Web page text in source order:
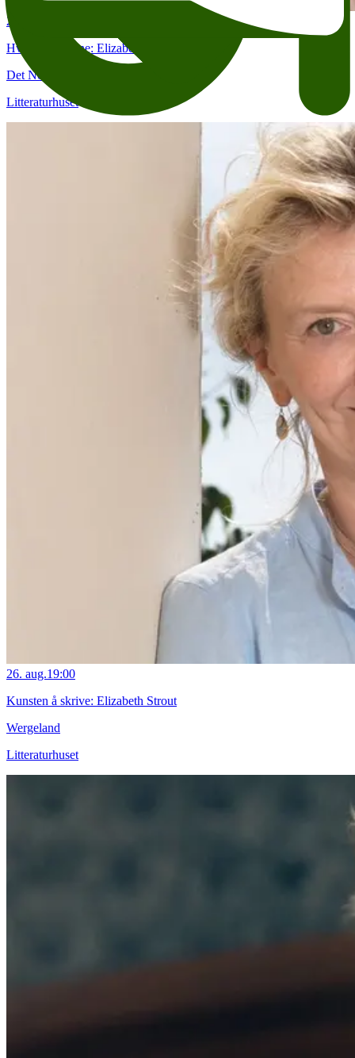
25. aug.
Hverdagsheltene: Elizabeth Strout
Det Norske Teatret (Kristian IVs gate 8)
Litteraturhuset
26. aug.19:00
Kunsten å skrive: Elizabeth Strout
Wergeland
Litteraturhuset